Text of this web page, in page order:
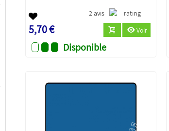
2 avis
5,70 € Voir
Disponible